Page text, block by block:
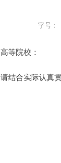
字号：
等院校：
合实际认真贯